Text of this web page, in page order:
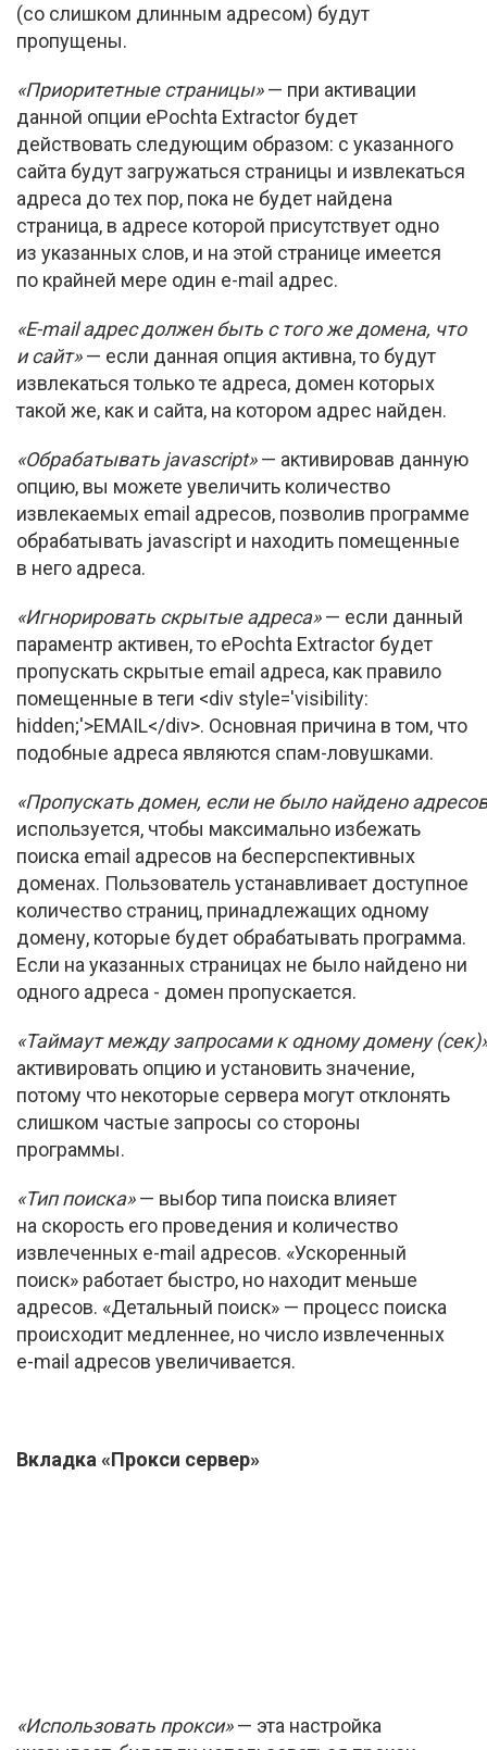
(со слишком длинным адресом) будут
пропущены.
«Приоритетные страницы»— при активации
данной опции ePochta Extractor будет
действовать следующим образом: с указанного
сайта будут загружаться страницы и извлекаться
адреса до тех пор, пока не будет найдена
страница, в адресе которой присутствует одно
из указанных слов, и на этой странице имеется
по крайней мере один e-mail адрес.
«E-mailадрес должен быть с того же домена, что
и сайт»— если данная опция активна, то будут
извлекаться только те адреса, домен которых
такой же, как и сайта, на котором адрес найден.
«Обрабатывать javascript»— активировав данную
опцию, вы можете увеличить количество
извлекаемых email адресов, позволив программе
обрабатывать javascript и находить помещенные
в него адреса.
«Игнорировать скрытые адреса»— если данный
параментр активен, то ePochta Extractor будет
пропускать скрытые email адреса, как правило
помещенные в теги <div style='visibility:
hidden;'>EMAIL</div>. Основная причина в том, что
подобные адреса являются спам-ловушками.
«Пропускать домен, если не было найдено
используется, чтобы максимально избежать
поиска email адресов на бесперспективных
доменах. Пользователь устанавливает доступное
количество страниц, принадлежащих одному
домену, которые будет обрабатывать программа.
Если на указанных страницах не было найдено ни
одного адреса - домен пропускается.
«Таймаут между запросами к одному домену
активировать опцию и установить значение,
потому что некоторые сервера могут отклонять
слишком частые запросы со стороны
программы.
«Тип поиска»— выбор типа поиска влияет
на скорость его проведения и количество
извлеченных e-mail адресов. «Ускоренный
поиск» работает быстро, но находит меньше
адресов. «Детальный поиск» — процесс поиска
происходит медленнее, но число извлеченных
e-mail адресов увеличивается.
Вкладка «Прокси сервер»
«Использовать прокси»— эта настройка